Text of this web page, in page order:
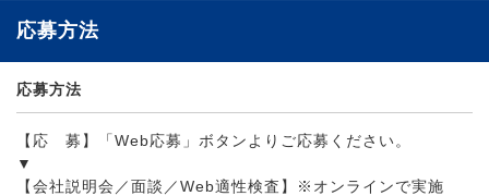
応募方法
応募方法
【応 募】「Web応募」ボタンよりご応募ください。
▼
【会社説明会／面談／Web適性検査】※オンラインで実施